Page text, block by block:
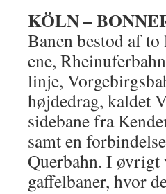
KÖLN –
Banen bestod af
ene,
linje,
højdedrag, kaldet
sidebane fra
samt en
Querbahn. I øvrigt
gaffelbaner, hvor